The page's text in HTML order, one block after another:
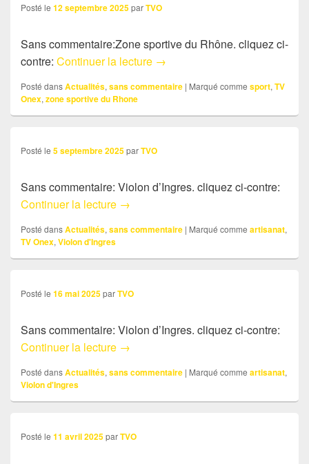
Posté le 12 septembre 2025parTVO
Sans commentaire:Zone sportive du Rhône. cliquez ci-
contre: Continuer la lecture Sans commentaire: Zone
→
Posté dansActualités, sans commentaire | Marqué comme sport, TV
Onex, zone sportive du Rhone
Posté le 5 septembre 2025parTVO
Sans commentaire: Violon d’Ingres. cliquez ci-contre:
Continuer la lecture Sans commentaire: Violon d’Ingres
→
Posté dansActualités, sans commentaire | Marqué comme artisanat,
TV Onex, Violon d'Ingres
Posté le 16 mai 2025parTVO
Sans commentaire: Violon d’Ingres. cliquez ci-contre:
Continuer la lecture Sans commentaire: Sans
→
Posté dansActualités, sans commentaire | Marqué comme artisanat,
Violon d'Ingres
Posté le 11 avril 2025parTVO